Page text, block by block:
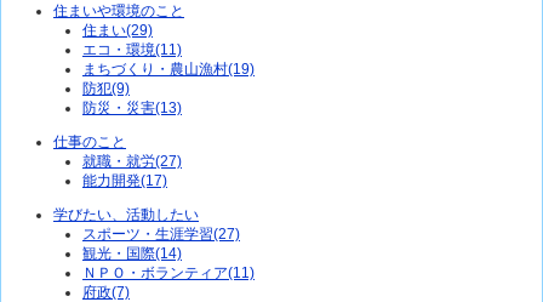
住まいや環境のこと
住まい(29)
エコ・環境(11)
まちづくり・農山漁村(19)
防犯(9)
防災・災害(13)
仕事のこと
就職・就労(27)
能力開発(17)
学びたい、活動したい
スポーツ・生涯学習(27)
観光・国際(14)
ＮＰＯ・ボランティア(11)
府政(7)